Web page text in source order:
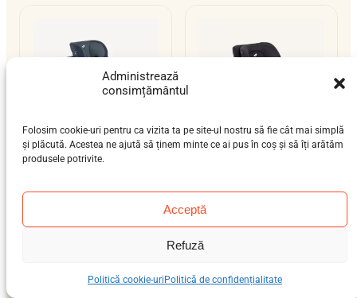
Administrează
consimțământul
Folosim cookie-uri pentru ca vizita ta pe site-ul nostru să fie cât mai simplă
și plăcută. Acestea ne ajută să ținem minte ce ai pus în coș și să îți arătăm
produsele potrivite.
Acceptă
Refuză
Politică cookie-uri Politică de confidențialitate
bebeluș (9 luni-4 ani),
bebeluș (9 luni-4 ani),
preșcolar (3-7 ani), școlar
(6-12 ani)
15–36 kg